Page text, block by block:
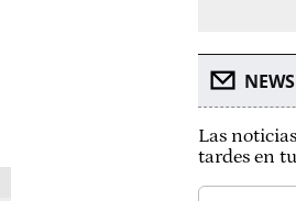
Las
tardes en